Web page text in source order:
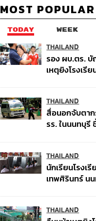
MOST POPULAR
TODAY WEEK
THAILAND
รอง ผบ.ตร.
เหตุยิงโรงเรีย
คนติดค้าง พบ
ที่บ้านพักผู้ก่อ
THAILAND
สื่อนอกจับตา
รร. ในนนทบุรี
THAILAND
นักเรียนโรงเรี
เทพศิรินทร์ น
เหตุใช้อาวุธปืน
THAILAND